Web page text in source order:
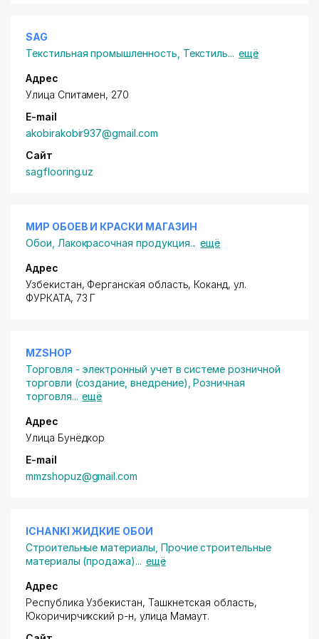
SAG
Текстильная промышленность Текстиль... ещё
Адрес
Улица Спитамен, 270
E-mail
akobirakobir937@gmail.com
Сайт
sagflooring.uz
МИР ОБОЕВ И КРАСКИ МАГАЗИН
Обои Лакокрасочная продукция... ещё
Адрес
Узбекистан, Ферганская область, Коканд, ул.
ФУРКАТА, 73 Г
MZSHOP
Торговля - электронный учет в системе розничной
торговли (создание, внедрение) ,Розничная
торговля... ещё
Адрес
Улица Бунёдкор
E-mail
mmzshopuz@gmail.com
ICHANKI ЖИДКИЕ ОБОИ
Строительные материалы Прочие строительные
материалы (продажа)... ещё
Адрес
Республика Узбекистан, Ташкнетская область,
Юкоричирчикский р-н, улица Мамаут.